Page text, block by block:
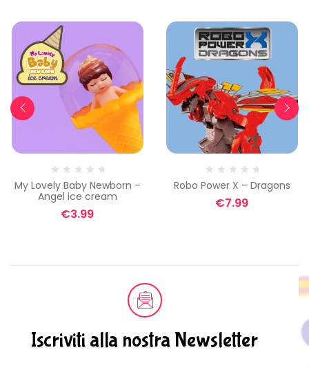
My Lovely Baby Newborn –
Angel ice cream
€3.99
Robo Power X – Dragons
€7.99
Iscriviti alla nostra Newsletter